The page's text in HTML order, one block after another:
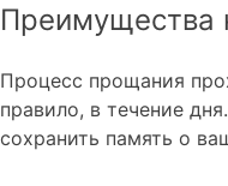
Преимущества
Процесс прощания
правило, в течение
сохранить память о